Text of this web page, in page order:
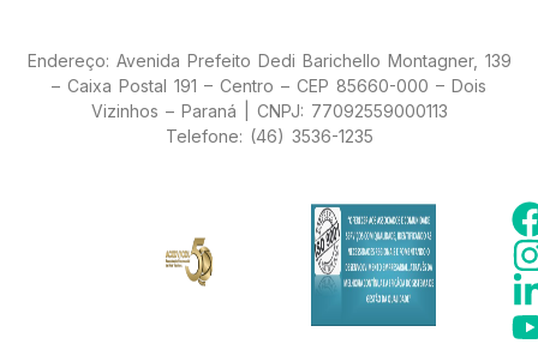
Endereço: Avenida Prefeito Dedi Barichello Montagner, 139
– Caixa Postal 191 – Centro – CEP 85660-000 – Dois
Vizinhos – Paraná | CNPJ: 77092559000113
Telefone: (46) 3536-1235